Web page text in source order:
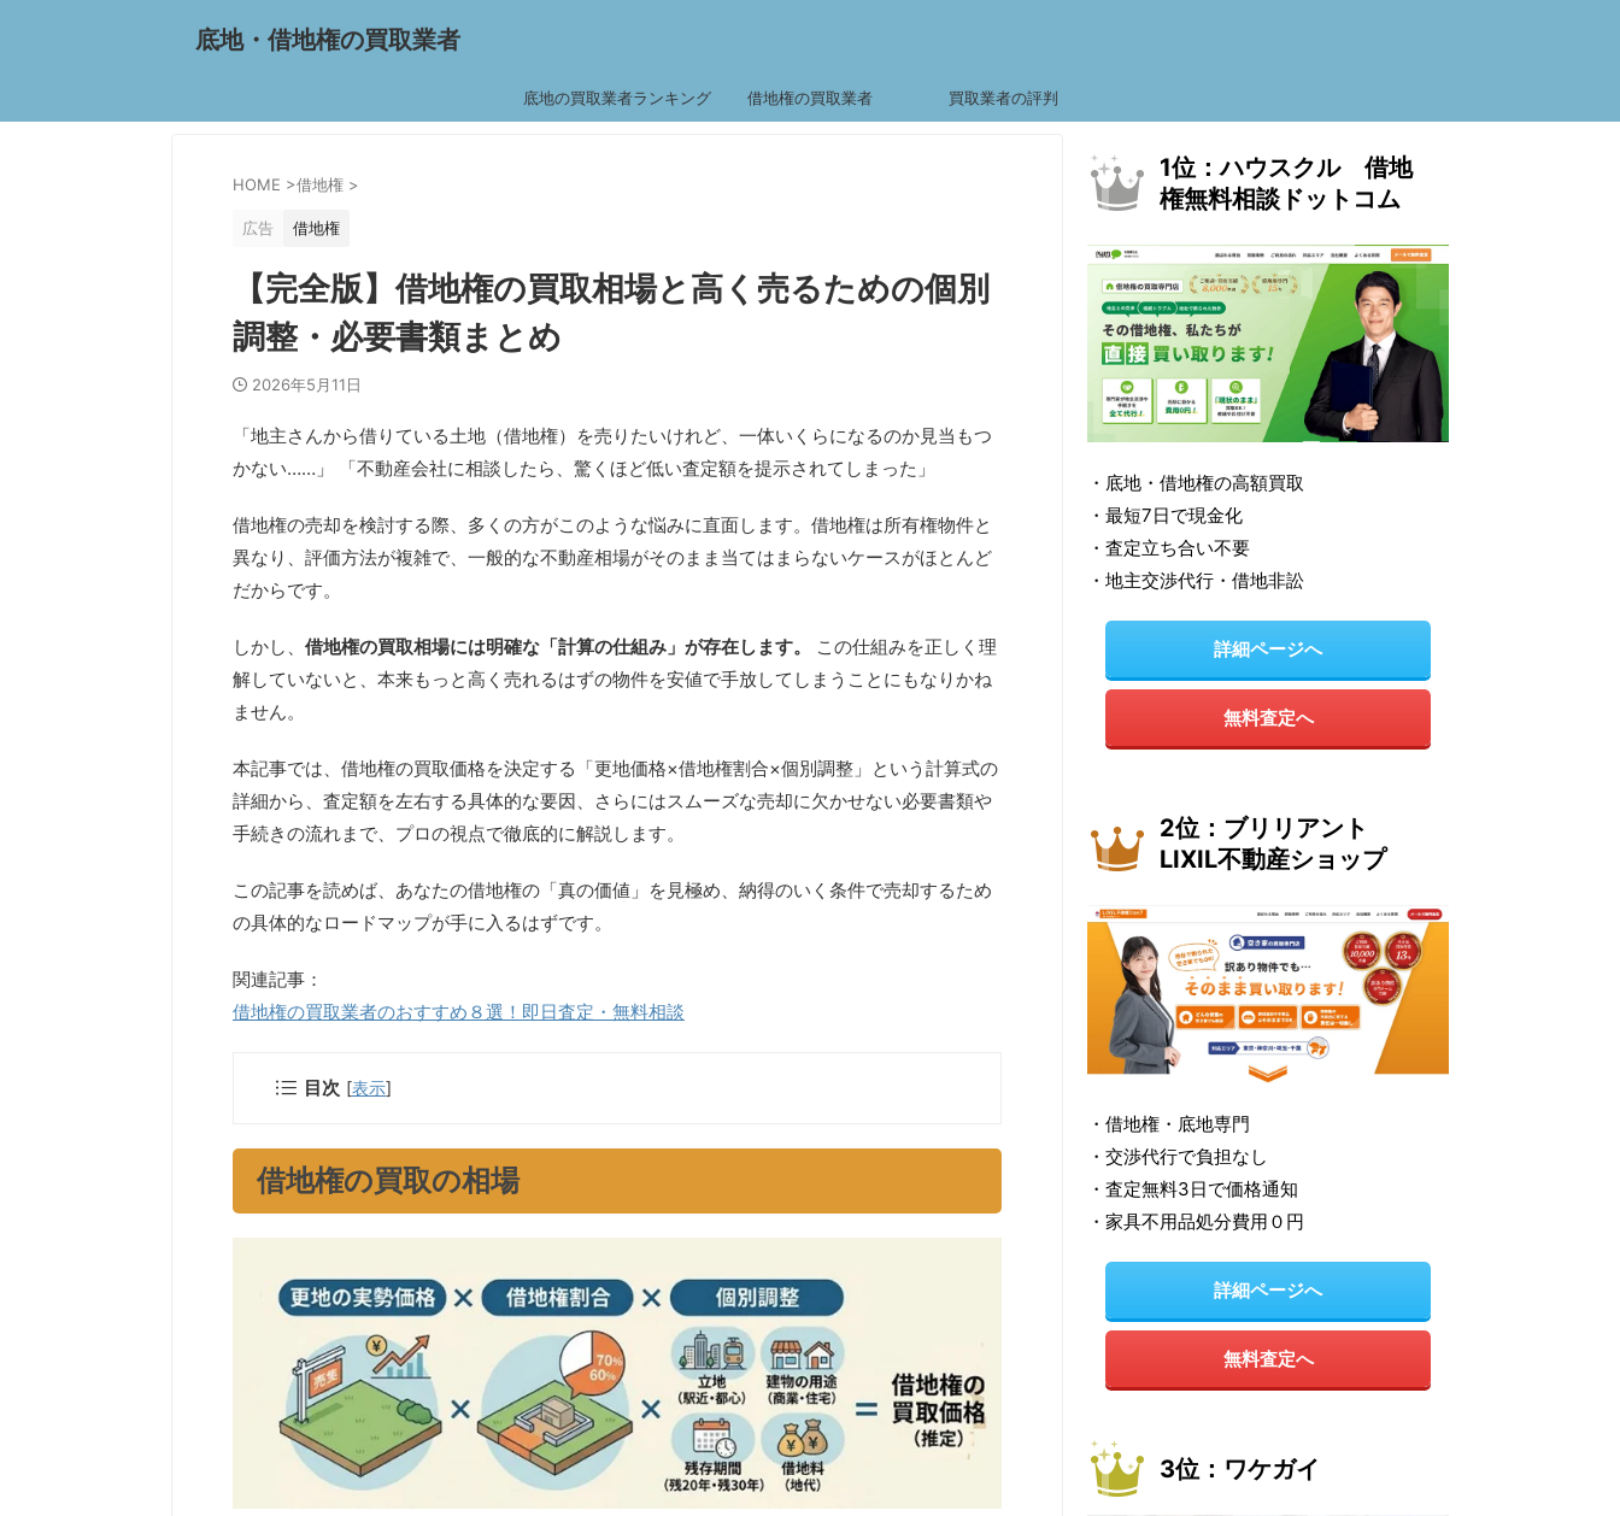
底地・借地権の買取業者
底地の買取業者ランキング 借地権の買取業者 買取業者の評判
HOME >借地権 >
広告 借地権
【完全版】借地権の買取相場と高く売るための個別
調整・必要書類まとめ
2026年5月11日
「地主さんから借りている土地（借地権）を売りたいけれど、一体いくらになるのか見当もつ
かない……」 「不動産会社に相談したら、驚くほど低い査定額を提示されてしまった」
借地権の売却を検討する際、多くの方がこのような悩みに直面します。借地権は所有権物件と
異なり、評価方法が複雑で、一般的な不動産相場がそのまま当てはまらないケースがほとんど
だからです。
しかし、 借地権の買取相場には明確な「計算の仕組み」が存在します。
この仕組みを正しく理
解していないと、本来もっと高く売れるはずの物件を安値で手放してしまうことにもなりかね
ません。
本記事では、借地権の買取価格を決定する「更地価格×借地権割合×個別調整」という計算式の
詳細から、査定額を左右する具体的な要因、さらにはスムーズな売却に欠かせない必要書類や
手続きの流れまで、プロの視点で徹底的に解説します。
この記事を読めば、あなたの借地権の「真の価値」を見極め、納得のいく条件で売却するため
の具体的なロードマップが手に入るはずです。
関連記事：
借地権の買取業者のおすすめ８選！即日査定・無料相談
目次 [表示]
借地権の買取の相場
1位：ハウスクル 借地
権無料相談ドットコム
・底地・借地権の高額買取
・最短7日で現金化
・査定立ち合い不要
・地主交渉代行・借地非訟
詳細ページへ
無料査定へ
2位：ブリリアント
LIXIL不動産ショップ
・借地権・底地専門
・交渉代行で負担なし
・査定無料3日で価格通知
・家具不用品処分費用０円
詳細ページへ
無料査定へ
3位：ワケガイ